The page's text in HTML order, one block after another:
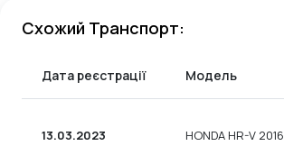
Схожий Транспорт:
Дата реєстрації Модель
13.03.2023 HONDA HR-V 2016